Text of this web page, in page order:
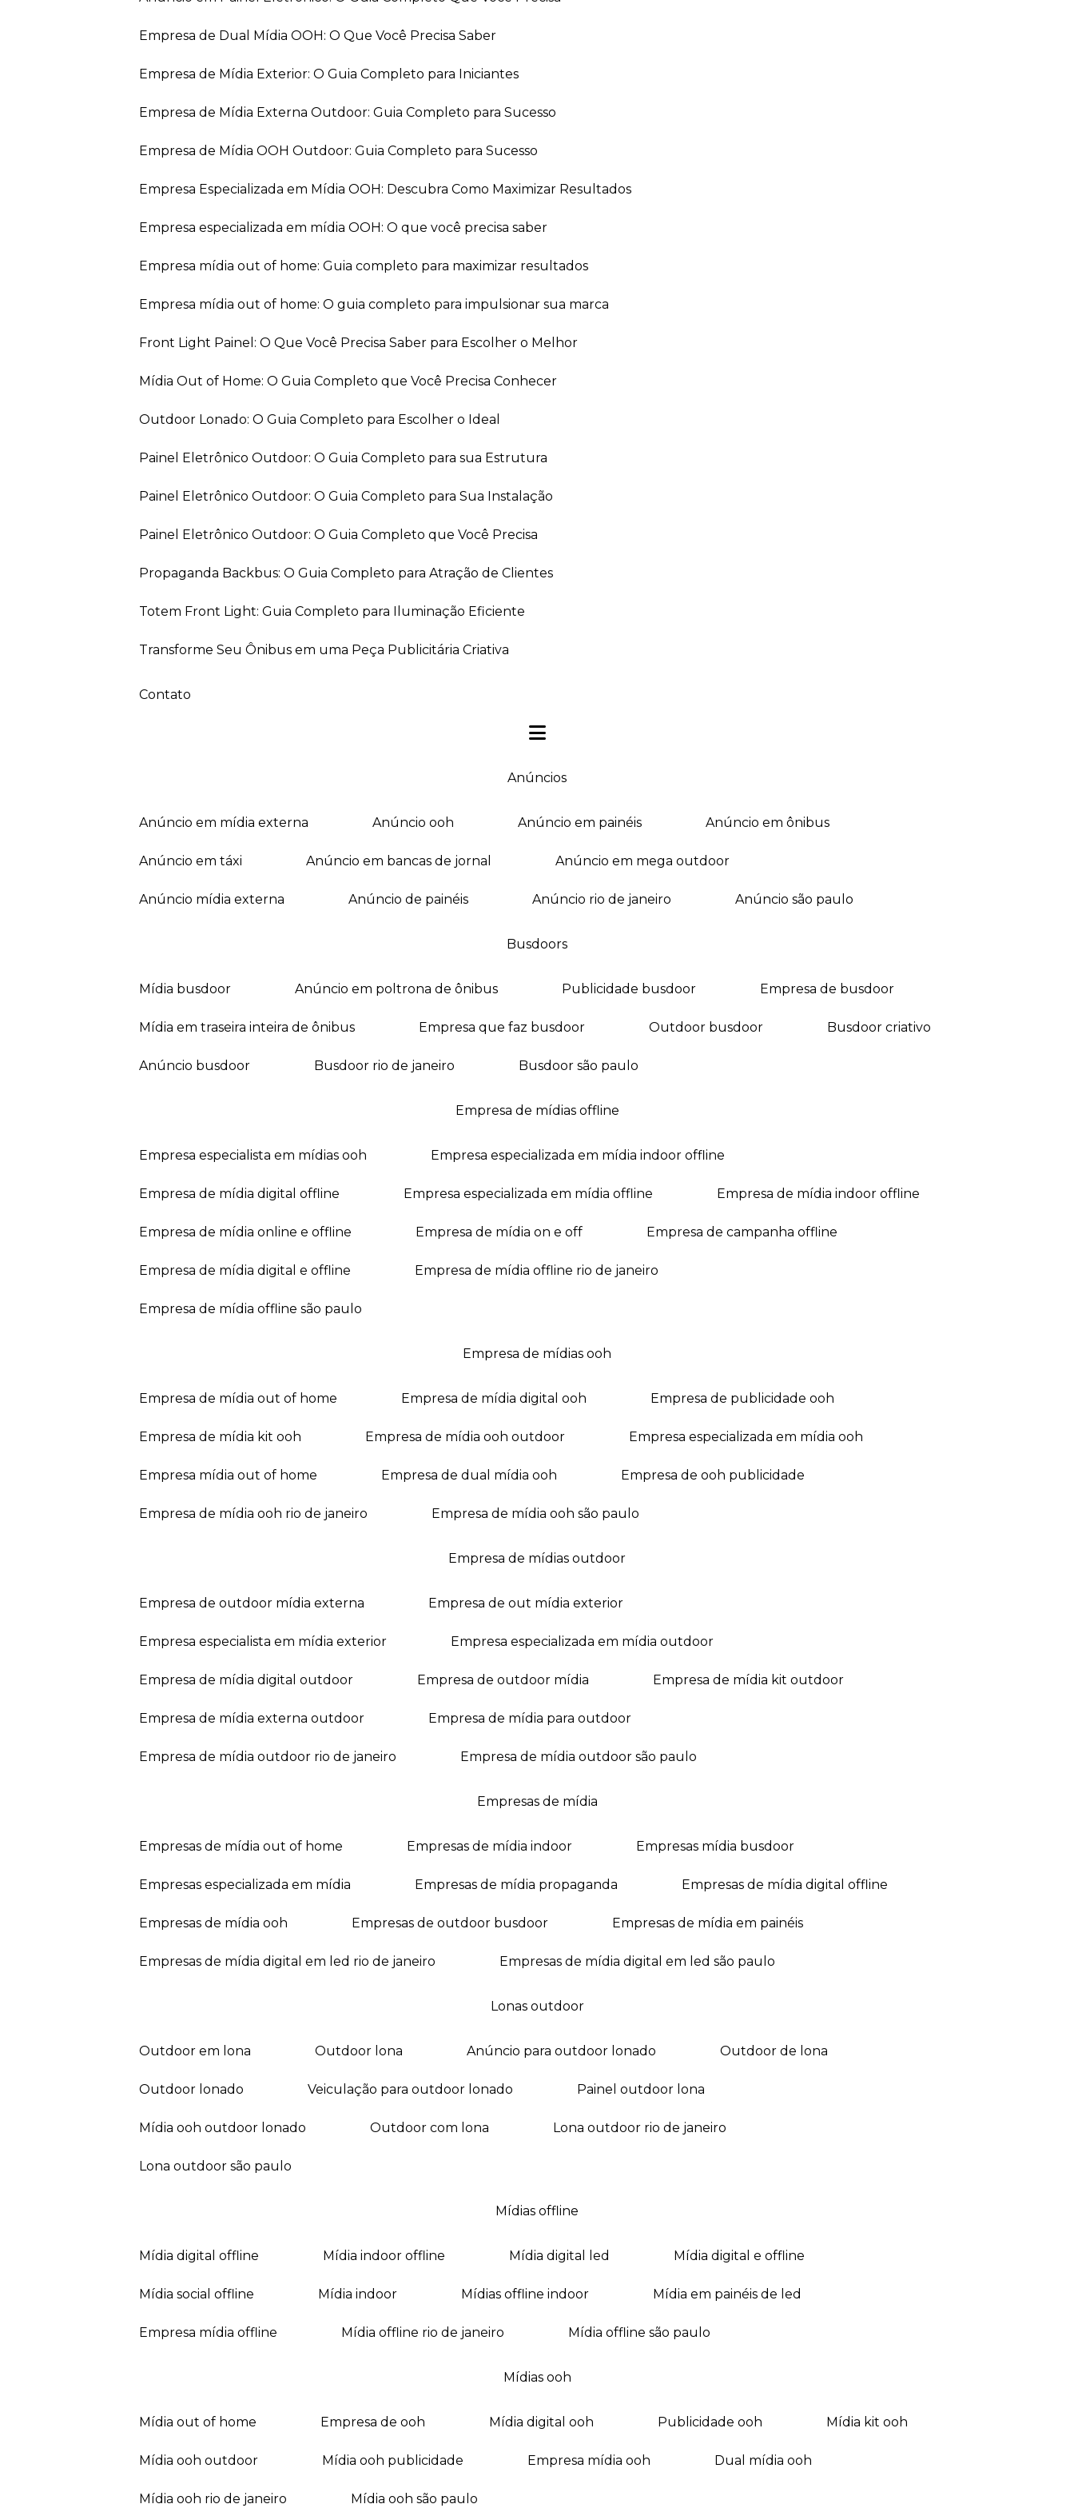
Empresa de Dual Mídia OOH: O Que Você Precisa Saber
Empresa de Mídia Exterior: O Guia Completo para Iniciantes
Empresa de Mídia Externa Outdoor: Guia Completo para Sucesso
Empresa de Mídia OOH Outdoor: Guia Completo para Sucesso
Empresa Especializada em Mídia OOH: Descubra Como Maximizar Resultados
Empresa especializada em mídia OOH: O que você precisa saber
Empresa mídia out of home: Guia completo para maximizar resultados
Empresa mídia out of home: O guia completo para impulsionar sua marca
Front Light Painel: O Que Você Precisa Saber para Escolher o Melhor
Mídia Out of Home: O Guia Completo que Você Precisa Conhecer
Outdoor Lonado: O Guia Completo para Escolher o Ideal
Painel Eletrônico Outdoor: O Guia Completo para sua Estrutura
Painel Eletrônico Outdoor: O Guia Completo para Sua Instalação
Painel Eletrônico Outdoor: O Guia Completo que Você Precisa
Propaganda Backbus: O Guia Completo para Atração de Clientes
Totem Front Light: Guia Completo para Iluminação Eficiente
Transforme Seu Ônibus em uma Peça Publicitária Criativa
Contato
anúncios
anúncio em mídia externa anúncio ooh anúncio em painéis anúncio em ônibus
anúncio em táxi anúncio em bancas de jornal anúncio em mega outdoor
anúncio mídia externa anúncio de painéis anúncio rio de janeiro anúncio são paulo
busdoors
mídia busdoor anúncio em poltrona de ônibus publicidade busdoor empresa de busdoor
mídia em traseira inteira de ônibus empresa que faz busdoor outdoor busdoor busdoor criativo
anúncio busdoor busdoor rio de janeiro busdoor são paulo
empresa de mídias offline
empresa especialista em mídias ooh empresa especializada em mídia indoor offline
empresa de mídia digital offline empresa especializada em mídia offline empresa de mídia indoor offline
empresa de mídia online e offline empresa de mídia on e off empresa de campanha offline
empresa de mídia digital e offline empresa de mídia offline rio de janeiro
empresa de mídia offline são paulo
empresa de mídias ooh
empresa de mídia out of home empresa de mídia digital ooh empresa de publicidade ooh
empresa de mídia kit ooh empresa de mídia ooh outdoor empresa especializada em mídia ooh
empresa mídia out of home empresa de dual mídia ooh empresa de ooh publicidade
empresa de mídia ooh rio de janeiro empresa de mídia ooh são paulo
empresa de mídias outdoor
empresa de outdoor mídia externa empresa de out mídia exterior
empresa especialista em mídia exterior empresa especializada em mídia outdoor
empresa de mídia digital outdoor empresa de outdoor mídia empresa de mídia kit outdoor
empresa de mídia externa outdoor empresa de mídia para outdoor
empresa de mídia outdoor rio de janeiro empresa de mídia outdoor são paulo
empresas de mídia
empresas de mídia out of home empresas de mídia indoor empresas mídia busdoor
empresas especializada em mídia empresas de mídia propaganda empresas de mídia digital offline
empresas de mídia ooh empresas de outdoor busdoor empresas de mídia em painéis
empresas de mídia digital em led rio de janeiro empresas de mídia digital em led são paulo
lonas outdoor
outdoor em lona outdoor lona anúncio para outdoor lonado outdoor de lona
outdoor lonado veiculação para outdoor lonado painel outdoor lona
mídia ooh outdoor lonado outdoor com lona lona outdoor rio de janeiro
lona outdoor são paulo
mídias offline
mídia digital offline mídia indoor offline mídia digital led mídia digital e offline
mídia social offline mídia indoor mídias offline indoor mídia em painéis de led
empresa mídia offline mídia offline rio de janeiro mídia offline são paulo
mídias ooh
mídia out of home empresa de ooh mídia digital ooh publicidade ooh mídia kit ooh
mídia ooh outdoor mídia ooh publicidade empresa mídia ooh dual mídia ooh
mídia ooh rio de janeiro mídia ooh são paulo